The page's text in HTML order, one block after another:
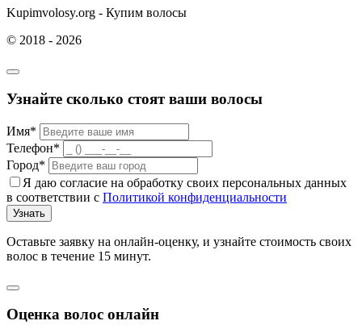
Kupimvolosy.org - Купим волосы
© 2018 - 2026
Узнайте сколько стоят ваши волосы
Имя*
Телефон*
Город*
Я даю согласие на обработку своих персональных данных
в соответствии с Политикой конфиденциальности
Узнать
Оставьте заявку на онлайн-оценку, и узнайте стоимость своих
волос в течение 15 минут.
Оценка волос онлайн